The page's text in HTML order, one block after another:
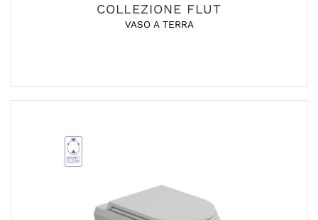
COLLEZIONE FLUT
VASO A TERRA